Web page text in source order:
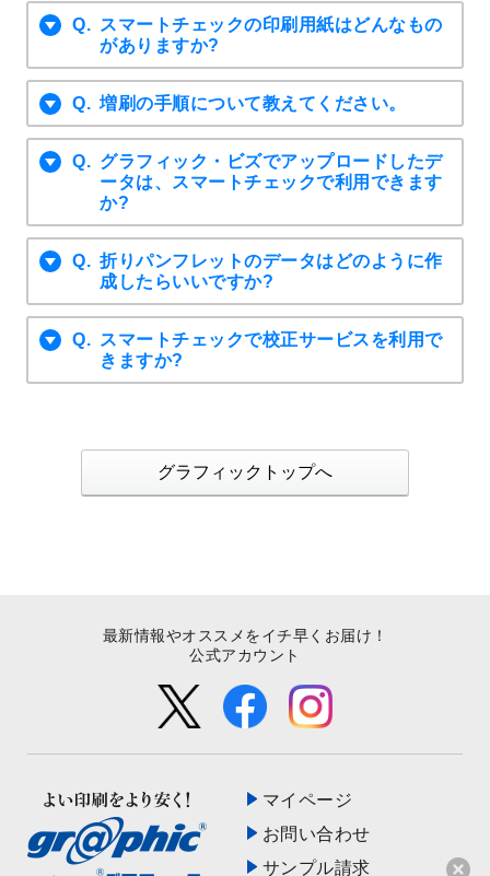
スマートチェックの印刷用紙はどんなもの
がありますか?
増刷の手順について教えてください。
グラフィック・ビズでアップロードしたデ
ータは、スマートチェックで利用できます
か?
折りパンフレットのデータはどのように作
成したらいいですか?
スマートチェックで校正サービスを利用で
きますか?
グラフィックトップへ
マイページ
お問い合わせ
サンプル請求
最新情報やオススメをイチ早くお届け！
公式アカウント